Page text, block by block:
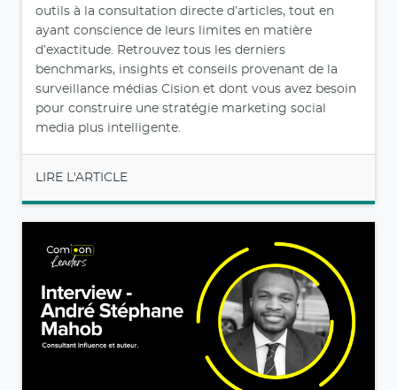
outils à la consultation directe d’articles, tout en
ayant conscience de leurs limites en matière
d’exactitude. Retrouvez tous les derniers
benchmarks, insights et conseils provenant de la
surveillance médias Cision et dont vous avez besoin
pour construire une stratégie marketing social
media plus intelligente.
LIRE L'ARTICLE